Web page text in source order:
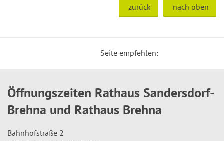
zurück nach oben
Seite empfehlen:
Öffnungszeiten Rathaus Sandersdorf-
Brehna und Rathaus Brehna
Bahnhofstraße 2